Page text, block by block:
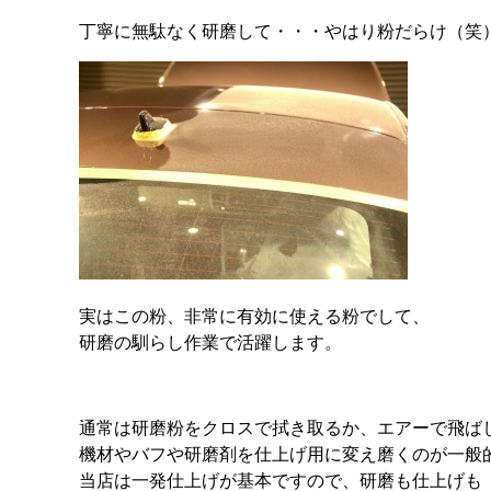
丁寧に無駄なく研磨して・・・やはり粉だらけ（笑）
実はこの粉、非常に有効に使える粉でして、
研磨の馴らし作業で活躍します。
通常は研磨粉をクロスで拭き取るか、エアーで飛ば
機材やバフや研磨剤を仕上げ用に変え磨くのが一般
当店は一発仕上げが基本ですので、研磨も仕上げも